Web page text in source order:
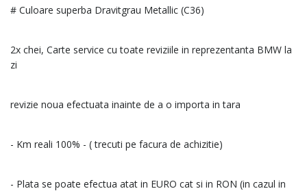
# Culoare superba Dravitgrau Metallic (C36)
2x chei, Carte service cu toate reviziile in reprezentanta BMW la
zi
revizie noua efectuata inainte de a o importa in tara
- Km reali 100% - ( trecuti pe facura de achizitie)
- Plata se poate efectua atat in EURO cat si in RON (in cazul in